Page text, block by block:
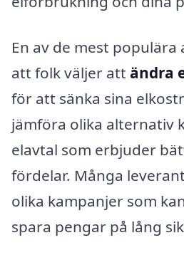
En av de mest
att folk väljer att ändra
för att sänka sina
jämföra olika alternativ
elavtal som erbjuder
fördelar. Många
olika kampanjer som
spara pengar på lång